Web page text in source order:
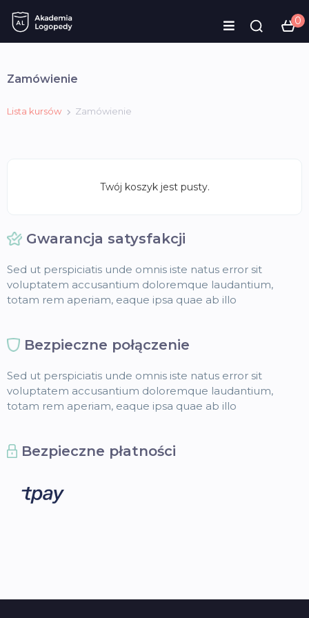
0
Zamówienie
Lista kursów Zamówienie
Twój koszyk jest pusty.
Gwarancja satysfakcji
Sed ut perspiciatis unde omnis iste natus error sit
voluptatem accusantium doloremque laudantium,
totam rem aperiam, eaque ipsa quae ab illo
Bezpieczne połączenie
Sed ut perspiciatis unde omnis iste natus error sit
voluptatem accusantium doloremque laudantium,
totam rem aperiam, eaque ipsa quae ab illo
Bezpieczne płatności